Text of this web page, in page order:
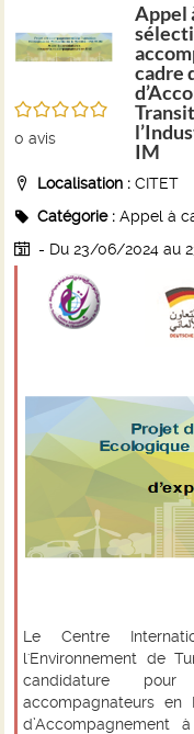
/5
0 avis
Appel
cadre
IM
Localisation : CITET
Catégorie : Appel à
- Du 23/06/2024 au
Le Centre
l'Environnement de
candidature
accompagnateurs
d’Accompagnement